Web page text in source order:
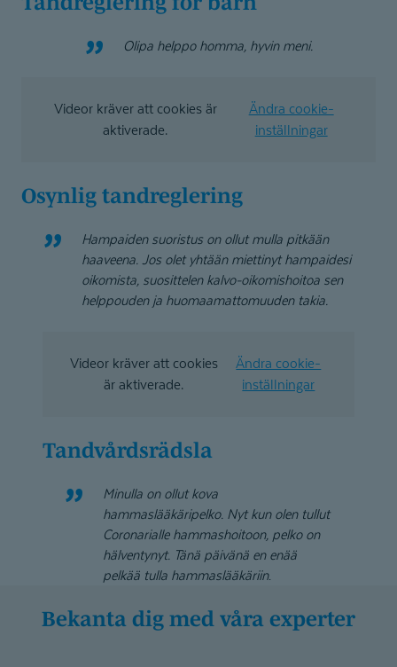
Olipa helppo homma, hyvin meni.
Videor kräver att cookies är
aktiverade.
Ändra cookie-
inställningar
Osynlig tandreglering
Hampaiden suoristus on ollut mulla pitkään
haaveena. Jos olet yhtään miettinyt hampaidesi
oikomista, suosittelen kalvo-oikomishoitoa sen
helppouden ja huomaamattomuuden takia.
Videor kräver att cookies
är aktiverade.
Ändra cookie-
inställningar
Tandvårdsrädsla
Minulla on ollut kova
hammaslääkäripelko. Nyt kun olen tullut
Coronarialle hammashoitoon, pelko on
hälventynyt. Tänä päivänä en enää
pelkää tulla hammaslääkäriin.
Bekanta dig med våra experter